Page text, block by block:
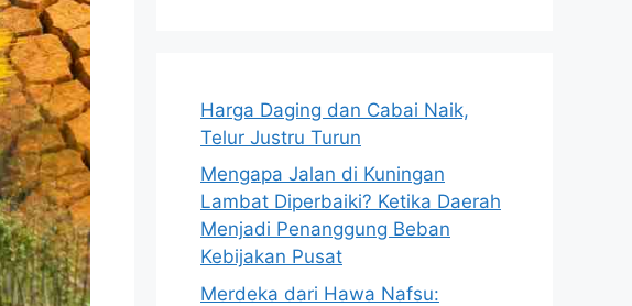
Harga Daging dan Cabai Naik,
Telur Justru Turun
Mengapa Jalan di Kuningan
Lambat Diperbaiki? Ketika Daerah
Menjadi Penanggung Beban
Kebijakan Pusat
Merdeka dari Hawa Nafsu: